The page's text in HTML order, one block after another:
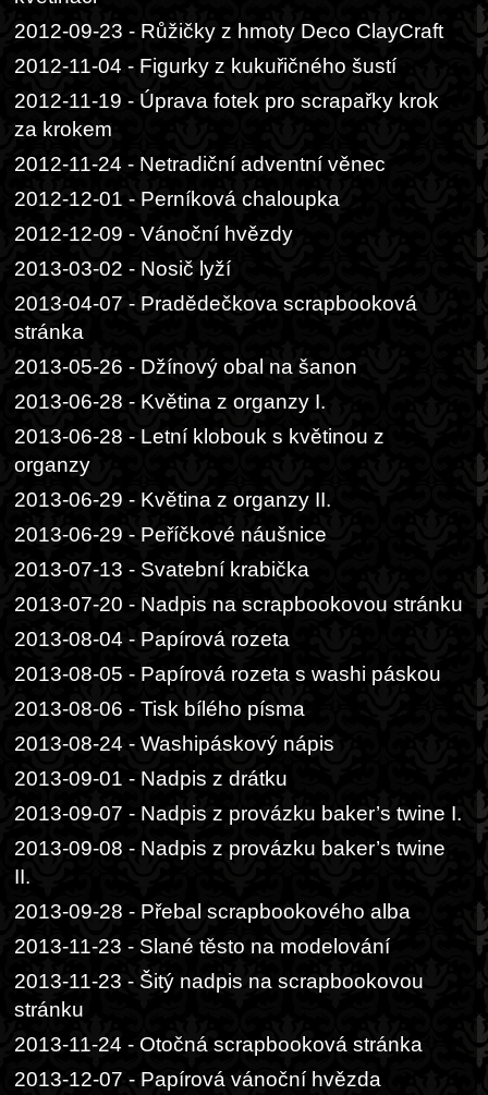
2012-09-23 - Růžičky z hmoty Deco ClayCraft
2012-11-04 - Figurky z kukuřičného šustí
2012-11-19 - Úprava fotek pro scrapařky krok
za krokem
2012-11-24 - Netradiční adventní věnec
2012-12-01 - Perníková chaloupka
2012-12-09 - Vánoční hvězdy
2013-03-02 - Nosič lyží
2013-04-07 - Pradědečkova scrapbooková
stránka
2013-05-26 - Džínový obal na šanon
2013-06-28 - Květina z organzy I.
2013-06-28 - Letní klobouk s květinou z
organzy
2013-06-29 - Květina z organzy II.
2013-06-29 - Peříčkové náušnice
2013-07-13 - Svatební krabička
2013-07-20 - Nadpis na scrapbookovou stránku
2013-08-04 - Papírová rozeta
2013-08-05 - Papírová rozeta s washi páskou
2013-08-06 - Tisk bílého písma
2013-08-24 - Washipáskový nápis
2013-09-01 - Nadpis z drátku
2013-09-07 - Nadpis z provázku baker’s twine I.
2013-09-08 - Nadpis z provázku baker’s twine
II.
2013-09-28 - Přebal scrapbookového alba
2013-11-23 - Slané těsto na modelování
2013-11-23 - Šitý nadpis na scrapbookovou
stránku
2013-11-24 - Otočná scrapbooková stránka
2013-12-07 - Papírová vánoční hvězda